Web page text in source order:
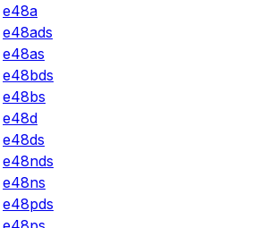
e48a
e48ads
e48as
e48bds
e48bs
e48d
e48ds
e48nds
e48ns
e48pds